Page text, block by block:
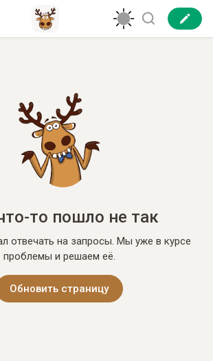
то пошло не так
отвечать на запросы. Мы уже в курсе
проблемы и решаем её.
Обновить страницу